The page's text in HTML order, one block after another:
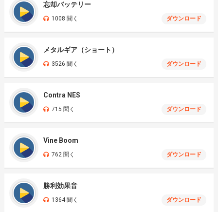
忘却バッテリー
1008 聞く ダウンロード
メタルギア（ショート）
3526 聞く ダウンロード
Contra NES
715 聞く ダウンロード
Vine Boom
762 聞く ダウンロード
勝利効果音
1364 聞く ダウンロード